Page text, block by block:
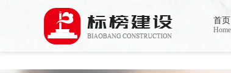
草莓视频污版APP下载,草莓视频
首页
Home